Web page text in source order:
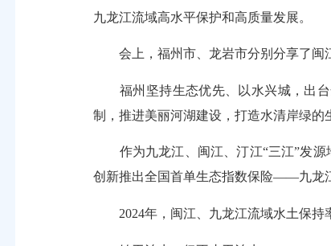
九龙江流域高水平保护和高质量发展。
会上，福州市、龙岩市分别分享了闽
福州坚持生态优先、以水兴城，出台
制，推进美丽河湖建设，打造水清岸绿的
作为九龙江、闽江、汀江“三江”发源
创新推出全国首单生态指数保险——九龙
2024年，闽江、九龙江流域水土保持率